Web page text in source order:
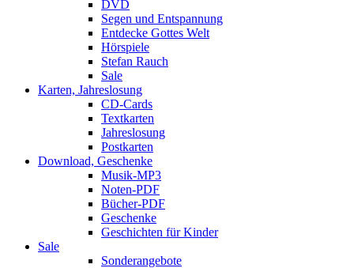
DVD
Segen und Entspannung
Entdecke Gottes Welt
Hörspiele
Stefan Rauch
Sale
Karten, Jahreslosung
CD-Cards
Textkarten
Jahreslosung
Postkarten
Download, Geschenke
Musik-MP3
Noten-PDF
Bücher-PDF
Geschenke
Geschichten für Kinder
Sale
Sonderangebote